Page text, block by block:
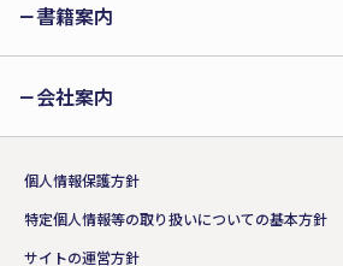
書籍案内
会社案内
個人情報保護方針
特定個人情報等の取り扱いについての基本方針
サイトの運営方針